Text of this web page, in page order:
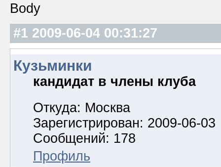
Body
#1 2009-06-04 00:31:27
Кузьминки
кандидат в члены клуба
Откуда: Москва
Зарегистрирован: 2009-06-03
Сообщений: 178
Профиль